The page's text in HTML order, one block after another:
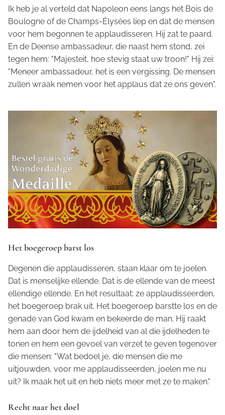
Ik heb je al verteld dat Napoleon eens langs het Bois de
Boulogne of de Champs-Élysées liep en dat de mensen
voor hem begonnen te applaudisseren. Hij zat te paard.
En de Deense ambassadeur, die naast hem stond, zei
tegen hem: "Majesteit, hoe stevig staat uw troon!" Hij zei:
"Meneer ambassadeur, het is een vergissing. De mensen
zullen wraak nemen voor het applaus dat ze ons geven".
Het boegeroep barst los
Degenen die applaudisseren, staan klaar om te joelen.
Dat is menselijke ellende. Dat is de ellende van de meest
ellendige ellende. En het resultaat: ze applaudisseerden,
het boegeroep brak uit. Het boegeroep barstte los en de
genade van God kwam en bekeerde de man. Hij raakt
hem aan door hem de ijdelheid van al die ijdelheden te
tonen en hem een gevoel van verzet te geven tegenover
die mensen: "Wat bedoel je, die mensen die me
uitjouwden, voor me applaudisseerden, joelen me nu
uit? Ik maak het uit en heb niets meer met ze te maken."
Recht naar het doel